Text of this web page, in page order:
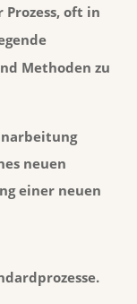
oft in
Methoden zu
neuen
einer neuen